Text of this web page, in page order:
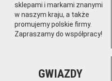
sklepami i markami znanymi
w naszym kraju, a także
promujemy polskie firmy.
Zapraszamy do współpracy!
GWIAZDY